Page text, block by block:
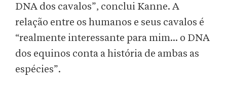
DNA dos cavalos”, conclui Kanne. A
relação entre os humanos e seus cavalos é
“realmente interessante para mim... o DNA
dos equinos conta a história de ambas as
espécies”.